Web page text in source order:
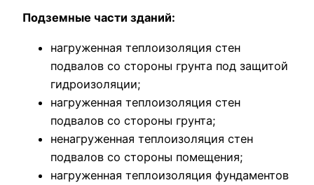
Подземные части зданий:
нагруженная теплоизоляция стен
подвалов со стороны грунта под защитой
гидроизоляции;
нагруженная теплоизоляция стен
подвалов со стороны грунта;
ненагруженная теплоизоляция стен
подвалов со стороны помещения;
нагруженная теплоизоляция фундаментов